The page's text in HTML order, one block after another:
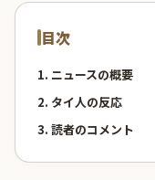
目次
1. ニュースの概要
2. タイ人の反応
3. 読者のコメント